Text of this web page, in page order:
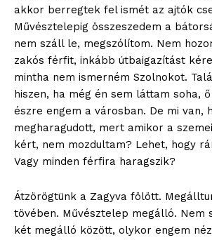
blogSZOLNOK
szubjektív
akkor berregtek fel ismét az ajtók
Művésztelepig összeszedem a
nem száll le, megszólítom. Nem
zakós férfit, inkább útbaigazítást
mintha nem ismerném Szolnokot.
hiszen, ha még én sem láttam soha,
észre engem a városban. De mi van,
megharagudott, mert amikor a
kért, nem mozdultam? Lehet, hogy
Vagy minden férfira haragszik?
Átzörögtünk a Zagyva fölött.
tövében. Művésztelep megálló. Nem
két megálló között, olykor engem